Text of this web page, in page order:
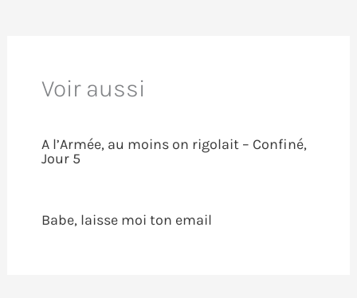
Voir aussi
A l’Armée, au moins on rigolait – Confiné,
Jour 5
Babe, laisse moi ton email